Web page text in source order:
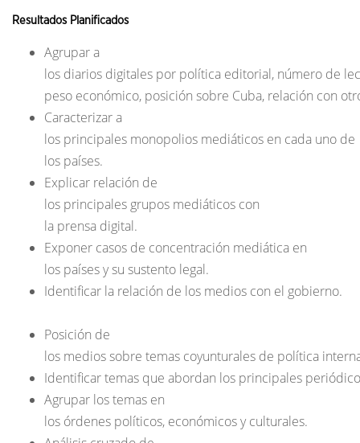
Resultados Planificados
Agrupar a
los diarios digitales por política editorial, número de
peso económico, posición sobre Cuba, relación con
Caracterizar a
los principales monopolios mediáticos en cada uno de
los países.
Explicar relación de
los principales grupos mediáticos con
la prensa digital.
Exponer casos de concentración mediática en
los países y su sustento legal.
Identificar la relación de los medios con el gobierno.
Posición de
los medios sobre temas coyunturales de política
Identificar temas que abordan los principales
Agrupar los temas en
los órdenes políticos, económicos y culturales.